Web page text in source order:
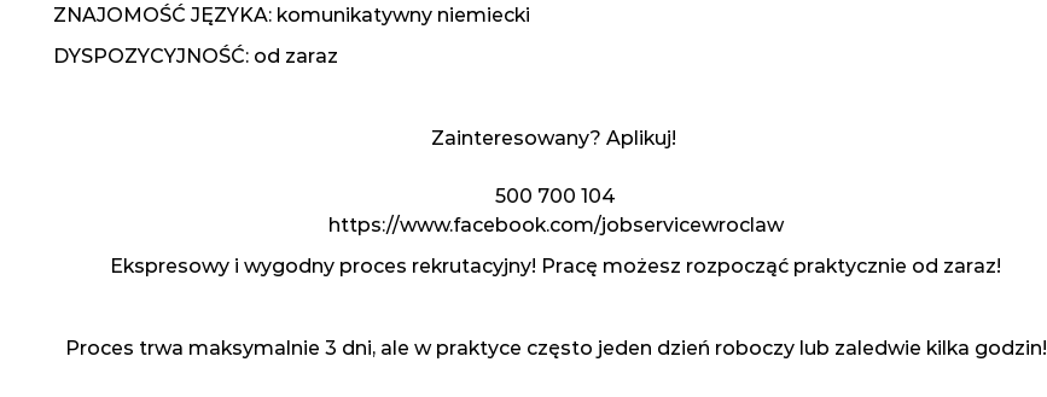
ZNAJOMOŚĆ JĘZYKA: komunikatywny niemiecki
DYSPOZYCYJNOŚĆ: od zaraz
Zainteresowany? Aplikuj!
500 700 104
https://www.facebook.com/jobservicewroclaw
Ekspresowy i wygodny proces rekrutacyjny! Pracę możesz rozpocząć praktycznie od zaraz!
Proces trwa maksymalnie 3 dni, ale w praktyce często jeden dzień roboczy lub zaledwie kilka godzin!